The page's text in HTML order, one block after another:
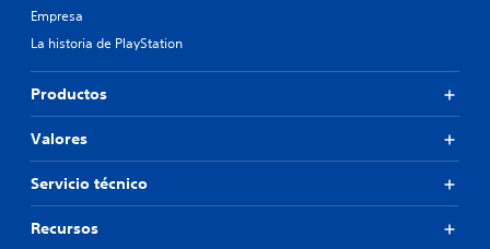
Empresa
La historia de PlayStation
Productos
Valores
Servicio técnico
Recursos